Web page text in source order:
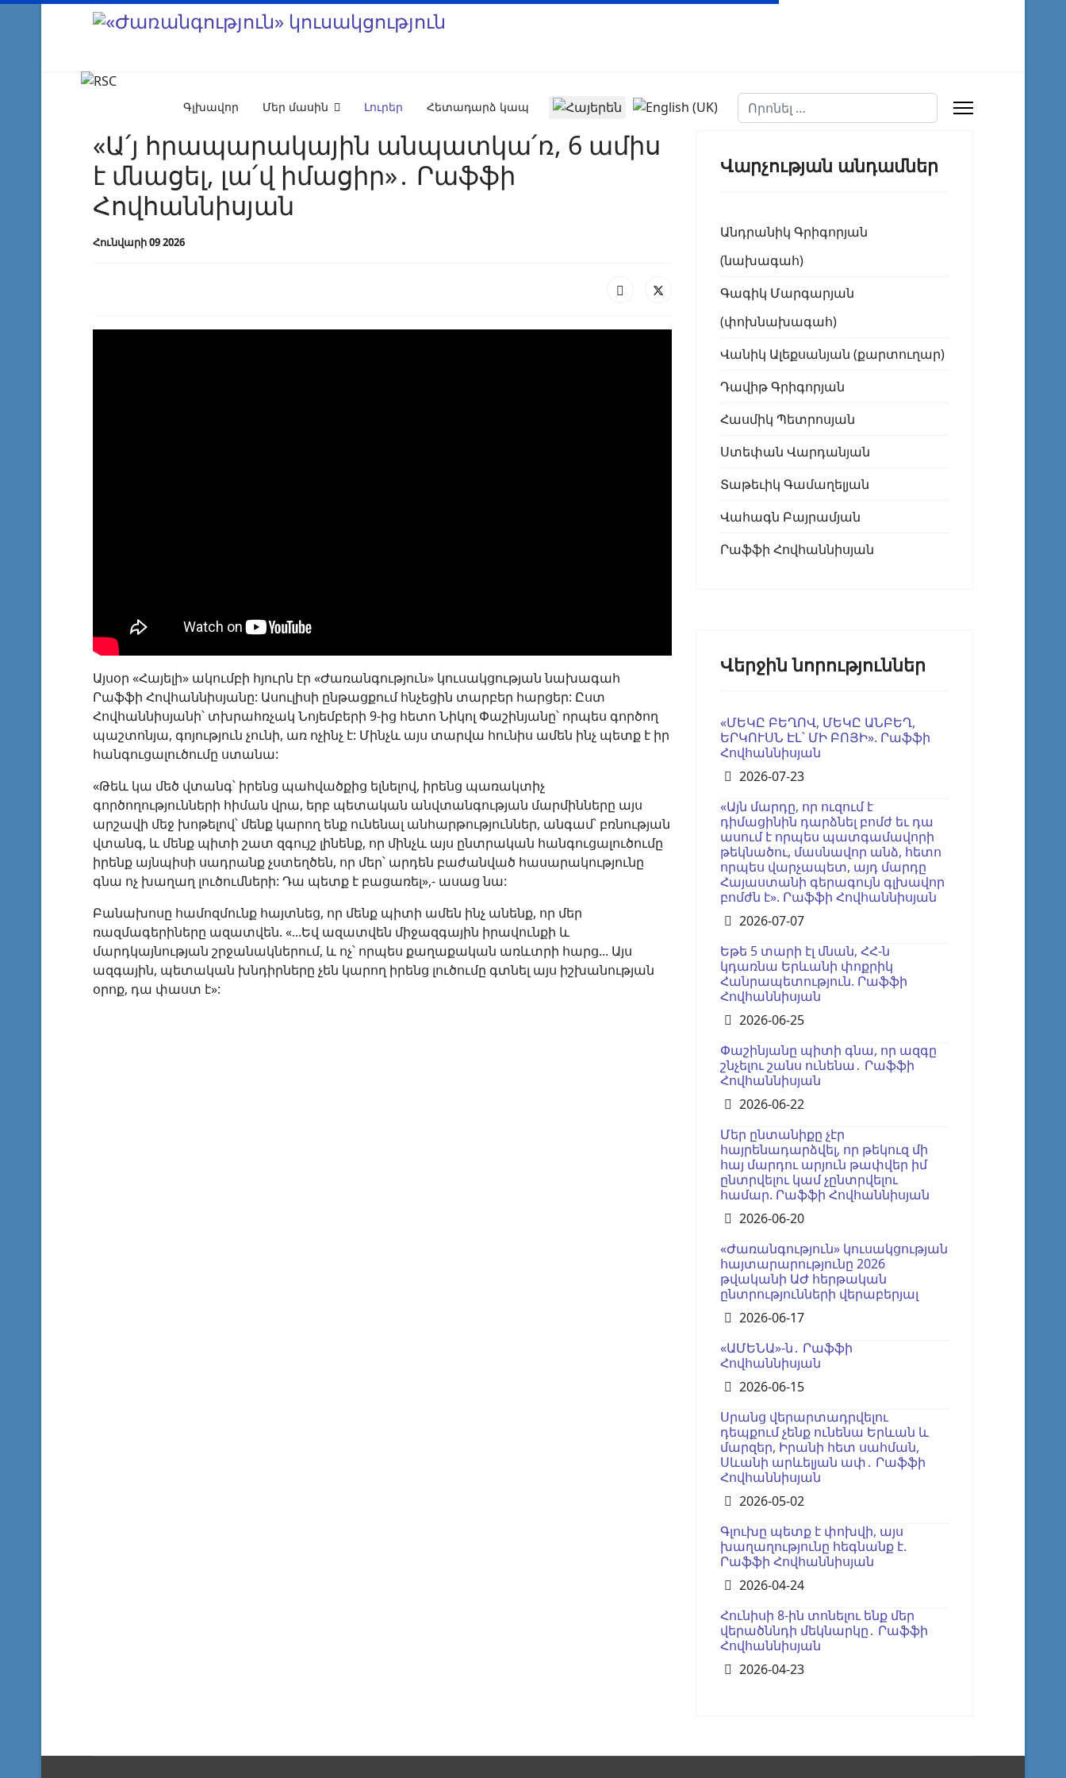
Գլխավոր Մեր մասին Լուրեր Հետադարձ կապ Select your language Որոնել
«Ա՛յ հրապարակային անպատկա՛ռ, 6 ամիս
է մնացել, լա՛վ իմացիր»․ Րաֆֆի
Հովհաննիսյան
Հունվարի 09 2026
Այսօր «Հայելի» ակումբի հյուրն էր «Ժառանգություն» կուսակցության նախագահ
Րաֆֆի Հովհաննիսյանը: Ասուլիսի ընթացքում հնչեցին տարբեր հարցեր: Ըստ
Հովհաննիսյանի՝ տխրահռչակ Նոյեմբերի 9-ից հետո Նիկոլ Փաշինյանը՝ որպես գործող
պաշտոնյա, գոյություն չունի, առ ոչինչ է: Մինչև այս տարվա հունիս ամեն ինչ պետք է իր
հանգուցալուծումը ստանա:
«Թեև կա մեծ վտանգ՝ իրենց պահվածքից ելնելով, իրենց պառակտիչ
գործողությունների հիման վրա, երբ պետական անվտանգության մարմինները այս
արշավի մեջ խոթելով՝ մենք կարող ենք ունենալ անհարթություններ, անգամ՝ բռնության
վտանգ, և մենք պիտի շատ զգույշ լինենք, որ մինչև այս ընտրական հանգուցալուծումը
իրենք այնպիսի սադրանք չստեղծեն, որ մեր՝ արդեն բաժանված հասարակությունը
գնա ոչ խաղաղ լուծումների: Դա պետք է բացառել»,- ասաց նա:
Բանախոսը համոզմունք հայտնեց, որ մենք պիտի ամեն ինչ անենք, որ մեր
ռազմագերիները ազատվեն. «...Եվ ազատվեն միջազգային իրավունքի և
մարդկայնության շրջանակներում, և ոչ՝ որպես քաղաքական առևտրի հարց... Այս
ազգային, պետական խնդիրները չեն կարող իրենց լուծումը գտնել այս իշխանության
օրոք, դա փաստ է»:
Վարչության անդամներ
Անդրանիկ Գրիգորյան
(նախագահ)
Գագիկ Մարգարյան
(փոխնախագահ)
Վանիկ Ալեքսանյան (քարտուղար)
Դավիթ Գրիգորյան
Հասմիկ Պետրոսյան
Ստեփան Վարդանյան
Տաթեւիկ Գամաղելյան
Վահագն Բայրամյան
Րաֆֆի Հովհաննիսյան
Վերջին նորություններ
«ՄԵԿԸ ԲԵՂՈՎ, ՄԵԿԸ ԱՆԲԵՂ,
ԵՐԿՈՒՍՆ ԷԼ՝ ՄԻ ԲՈՅԻ». Րաֆֆի
Հովհաննիսյան
Details
2026-07-23
«Այն մարդը, որ ուզում է
դիմացինին դարձնել բոմժ եւ դա
ասում է որպես պատգամավորի
թեկնածու, մասնավոր անձ, հետո
որպես վարչապետ, այդ մարդը
Հայաստանի գերագույն գլխավոր
բոմժն է». Րաֆֆի Հովհաննիսյան
Details
2026-07-07
Եթե 5 տարի էլ մնան, ՀՀ-ն
կդառնա Երևանի փոքրիկ
Հանրապետություն. Րաֆֆի
Հովհաննիսյան
Details
2026-06-25
Փաշինյանը պիտի գնա, որ ազգը
շնչելու շանս ունենա․ Րաֆֆի
Հովհաննիսյան
Details
2026-06-22
Մեր ընտանիքը չէր
հայրենադարձվել, որ թեկուզ մի
հայ մարդու արյուն թափվեր իմ
ընտրվելու կամ չընտրվելու
համար. Րաֆֆի Հովհաննիսյան
Details
2026-06-20
«Ժառանգություն» կուսակցության
հայտարարությունը 2026
թվականի ԱԺ հերթական
ընտրությունների վերաբերյալ
Details
2026-06-17
«ԱՄԵՆԱ»-ն․ Րաֆֆի
Հովհաննիսյան
Details
2026-06-15
Սրանց վերարտադրվելու
դեպքում չենք ունենա Երևան և
մարզեր, Իրանի հետ սահման,
Սևանի արևելյան ափ․ Րաֆֆի
Հովհաննիսյան
Details
2026-05-02
Գլուխը պետք է փոխվի, այս
խաղաղությունը հեգնանք է.
Րաֆֆի Հովհաննիսյան
Details
2026-04-24
Հունիսի 8-ին տոնելու ենք մեր
վերածննդի մեկնարկը․ Րաֆֆի
Հովհաննիսյան
Details
2026-04-23